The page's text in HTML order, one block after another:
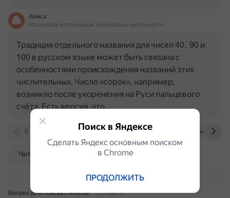
Алиса
На основе источников, возможны неточности
0 publications.hse.ru nsportal.ru www.nkj.ru
Традиция отдельного названия для чисел 40, 90 и
100 в русском языке может быть связана с
особенностями происхождения названий этих
числительных. Число «сорок», например,
возникло после укоренения на Руси пальцевого
счёта. Есть версия, что…
Читать далее
Вопрос для Поиска с Алисой
28 марта
Поиск в Яндексе
Сделать Яндекс основным поиском
в Сhrome
ПРОДОЛЖИТЬ